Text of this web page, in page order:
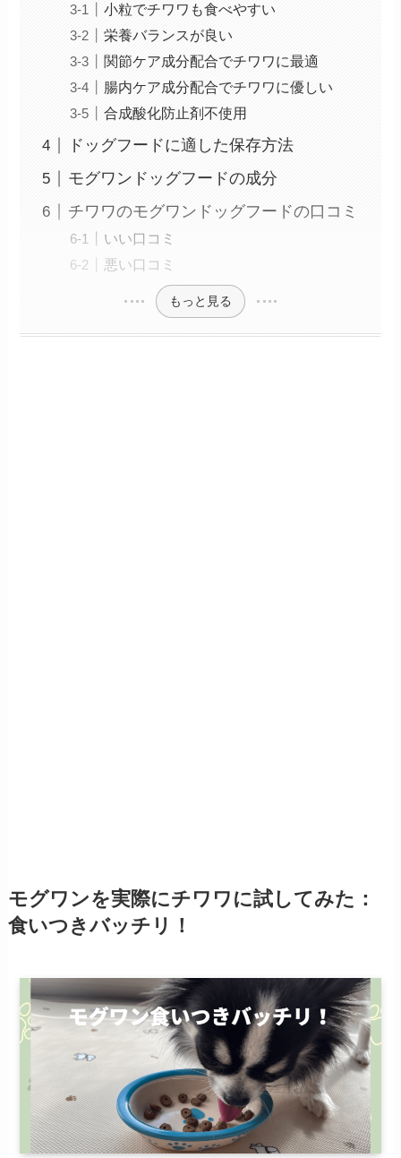
小粒でチワワも食べやすい
栄養バランスが良い
関節ケア成分配合でチワワに最適
腸内ケア成分配合でチワワに優しい
合成酸化防止剤不使用
ドッグフードに適した保存方法
モグワンドッグフードの成分
チワワのモグワンドッグフードの口コミ
いい口コミ
悪い口コミ
もっと見る
モグワンを実際にチワワに試してみた ：
食いつきバッチリ！